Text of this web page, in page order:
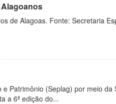
de Alagoas. Fonte: Secretaria
Patrimônio (Seplag) por meio
a 6ª edição do...